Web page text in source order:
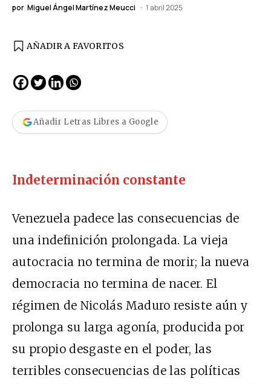
por Miguel Ángel Martínez Meucci 1 abril 2025
AÑADIR A FAVORITOS
Añadir Letras Libres a Google
Indeterminación constante
Venezuela padece las consecuencias de
una indefinición prolongada. La vieja
autocracia no termina de morir; la nueva
democracia no termina de nacer. El
régimen de Nicolás Maduro resiste aún y
prolonga su larga agonía, producida por
su propio desgaste en el poder, las
terribles consecuencias de las políticas